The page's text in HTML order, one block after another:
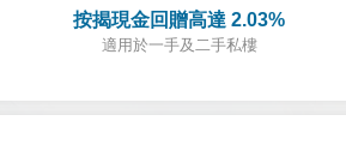
按揭現金回贈高達 2.03%
適用於一手及二手私樓